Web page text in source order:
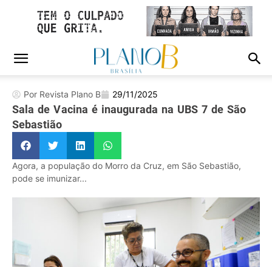
Por Revista Plano B 29/11/2025
Sala de Vacina é inaugurada na UBS 7 de São
Sebastião
Agora, a população do Morro da Cruz, em São Sebastião,
pode se imunizar...